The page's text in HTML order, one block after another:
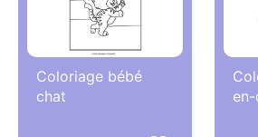
Coloriage bébé
chat